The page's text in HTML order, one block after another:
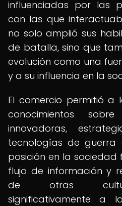
influenciadas por las
con las que
no solo amplió sus
de batalla, sino que
evolución como una
y a su influencia en la
El comercio permitió a
conocimientos
innovadoras,
tecnologías de guerra
posición en la sociedad
flujo de información y
de otras
significativamente a